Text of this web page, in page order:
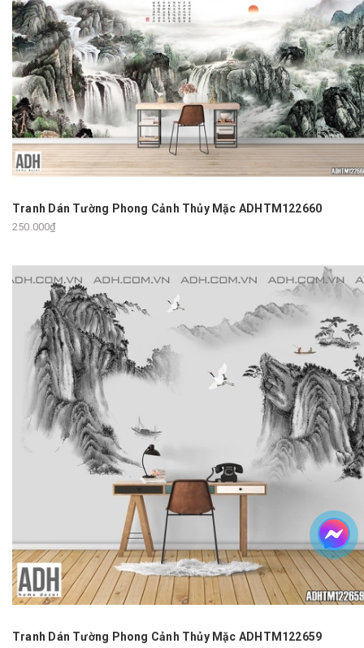
Tranh Dán Tường Phong Cảnh Thủy Mặc ADHTM122660
250.000₫
Tranh Dán Tường Phong Cảnh Thủy Mặc ADHTM122659